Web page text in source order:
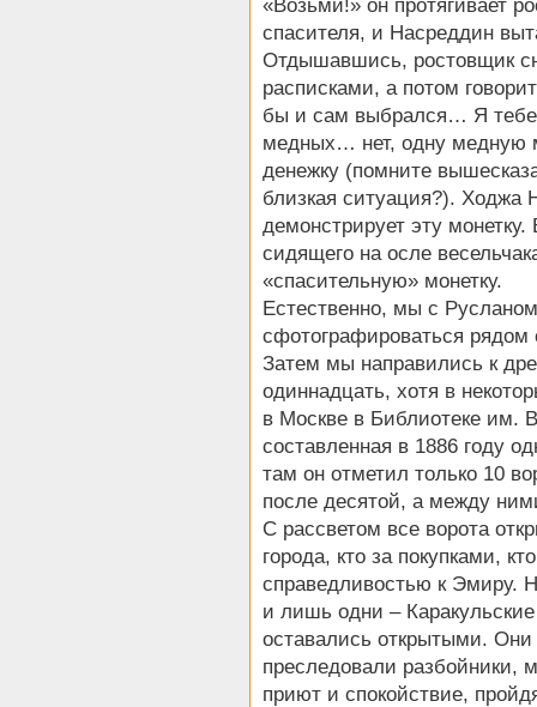
«Возьми!» он протягивает
спасителя, и Насреддин
Отдышавшись, ростовщик
расписками, а потом
бы и сам выбрался… Я
медных… нет, одну медную
денежку (помните
близкая ситуация?).
демонстрирует эту
сидящего на осле
«спасительную» монетку.
Естественно, мы с
сфотографироваться
Затем мы направились к
одиннадцать, хотя в
в Москве в Библиотеке им.
составленная в 1886 году
там он отметил только 10
после десятой, а между
С рассветом все ворота
города, кто за покупками,
справедливостью к Эмиру.
и лишь одни –
оставались открытыми.
преследовали разбойники,
приют и спокойствие,